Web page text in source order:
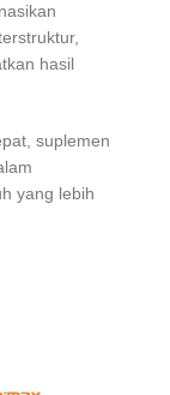
hasil
suplemen
yang lebih